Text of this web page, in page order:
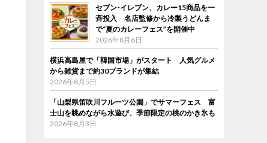
セブン‐イレブン、カレー15商品を一
斉投入 名店監修から冷製うどんま
で“夏のカレーフェス”を開催中
2026年8月6日
横浜高島屋で「韓国市場」がスタート 人気グルメ
から雑貨まで約30ブランドが集結
2026年8月5日
「山梨県笛吹川フルーツ公園」でサマーフェス 富
士山を眺めながら水遊び、季節限定の桃のかき氷も
2026年8月3日